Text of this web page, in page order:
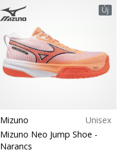
Új
Mizuno
Unisex
Mizuno Neo Jump Shoe -
Narancs